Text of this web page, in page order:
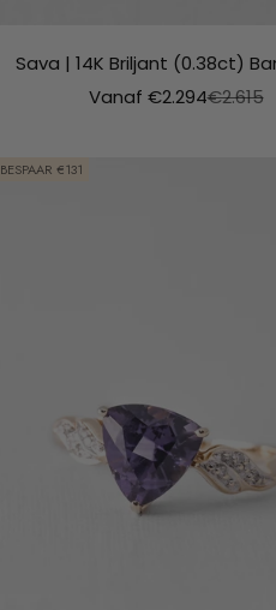
Sava | 14K Briljant (0.38ct)
Aanbiedingsprijs
Vanaf €2.294€2.615
BESPAAR €131